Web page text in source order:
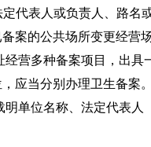
代表人或负责人、路名
案的公共场所变更经营
营多种备案项目，出
应当分别办理卫生备案。
单位名称、法定代表人